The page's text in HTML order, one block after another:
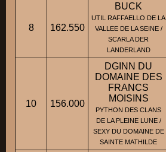
8 162.550
BUCK
UTIL RAFFAELLO DE LA
VALLEE DE LA SEINE /
SCARLA DER
LANDERLAND
10 156.000
DGINN DU
DOMAINE DES
FRANCS
MOISINS
PYTHON DES CLANS
DE LA PLEINE LUNE /
SEXY DU DOMAINE DE
SAINTE MATHILDE